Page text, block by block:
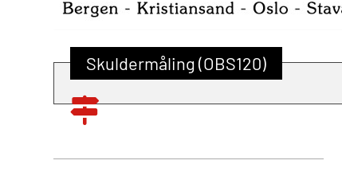
Skuldermåling (OBS120)